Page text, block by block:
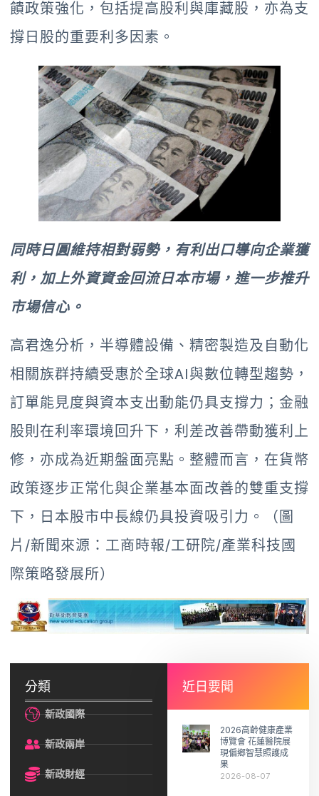
饋政策強化，包括提高股利與庫藏股，亦為支
撐日股的重要利多因素。
同時日圓維持相對弱勢，有利出口導向企業獲
利，加上外資資金回流日本市場，進一步推升
市場信心。
高君逸分析，半導體設備、精密製造及自動化
相關族群持續受惠於全球AI與數位轉型趨勢，
訂單能見度與資本支出動能仍具支撐力；金融
股則在利率環境回升下，利差改善帶動獲利上
修，亦成為近期盤面亮點。整體而言，在貨幣
政策逐步正常化與企業基本面改善的雙重支撐
下，日本股市中長線仍具投資吸引力。（圖
片/新聞來源：工商時報/工研院/產業科技國
際策略發展所）
分類
新政國際
新政兩岸
新政財經
近日要聞
2026高齡健康產業
博覽會 花蓮醫院展
現偏鄉智慧照護成
果
2026-08-07